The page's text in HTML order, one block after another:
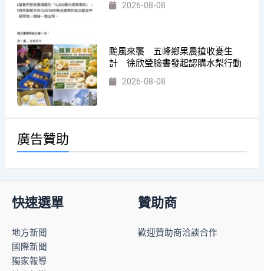
2026-08-08
颱風來襲 五峰鄉果農搶收憂生
計 徐欣瑩臉書發起認購水梨行動
2026-08-08
廣告贊助
快速選單
地方新聞
國際新聞
獨家報導
贊助商
歡迎贊助商洽談合作